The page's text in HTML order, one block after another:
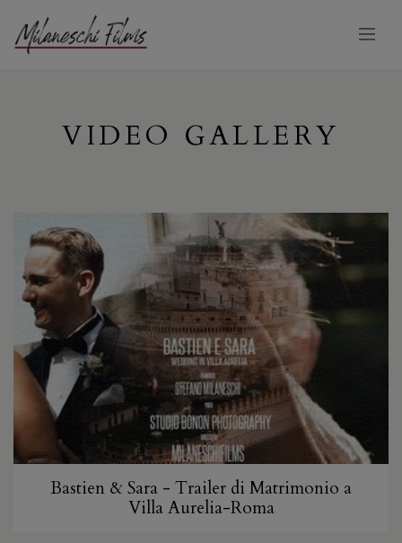
VIDEO GALLERY
Bastien & Sara - Trailer di Matrimonio a
Villa Aurelia-Roma